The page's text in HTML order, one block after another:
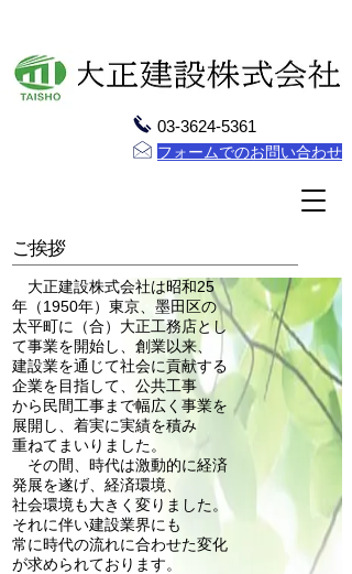
03-3624-5361
フォームでのお問い合わせ
ご挨拶
大正建設株式会社は昭和25
年（1950年）東京、 墨田区の
太平町に（合）大正工務店とし
て事業を開始し、 創業以来、
建設業を通じて社会に貢献する
企業を目指して、 公共工事
から民間工事まで幅広く 事業を
展開し、着実に実績を積み
重ねてまいりました。
その間、時代は激動的に経済
発展を遂げ、経済環境、
社会環境も大きく変りました。
それに伴い建設業界にも
常に時代の流れに合わせた変化
が求められております。